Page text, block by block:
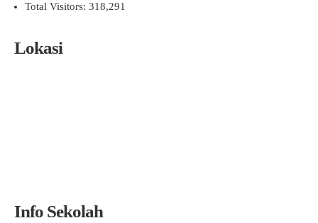
Total Visitors: 318,291
Lokasi
Info Sekolah